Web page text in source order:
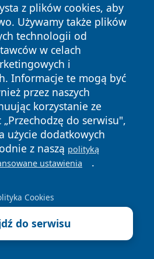
pomocy
godziny pracy
badania prostaty w
Bez zapisów i opłat
paczki, ale uważność. Na
ponad 650
zarzutów w Sosnowcu.
salonu grozi 8 lat
z plików cookies, aby
Używamy także plików
technologii od
w celach
i
Informacje te mogą być
przez naszych
korzystanie ze
do serwisu",
użycie dodatkowych
z naszą polityką
ustawienia .
Cookies
do serwisu